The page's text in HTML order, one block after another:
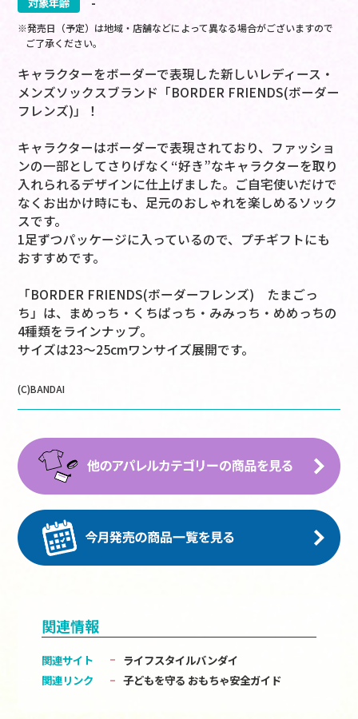
※発売日（予定）は地域・店舗などによって異なる場合がございますので
ご了承ください。
キャラクターをボーダーで表現した新しいレディース・
メンズソックスブランド「BORDER FRIENDS(ボーダー
フレンズ)」！
キャラクターはボーダーで表現されており、ファッショ
ンの一部としてさりげなく“好き”なキャラクターを取り
入れられるデザインに仕上げました。ご自宅使いだけで
なくお出かけ時にも、足元のおしゃれを楽しめるソック
スです。
1足ずつパッケージに入っているので、プチギフトにも
おすすめです。
「BORDER FRIENDS(ボーダーフレンズ) たまごっ
ち」は、まめっち・くちぱっち・みみっち・めめっちの
4種類をラインナップ。
サイズは23～25cmワンサイズ展開です。
(C)BANDAI
関連情報
関連サイト
ライフスタイルバンダイ
関連リンク
子どもを守る おもちゃ安全ガイド